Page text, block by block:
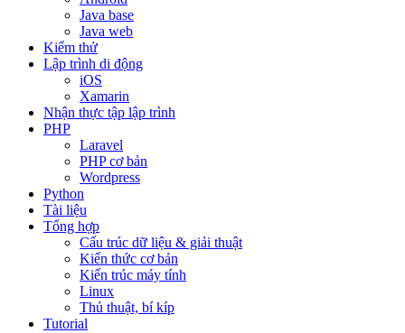
Java base
Java web
Kiểm thử
Lập trình di động
iOS
Xamarin
Nhận thực tập lập trình
PHP
Laravel
PHP cơ bản
Wordpress
Python
Tài liệu
Tổng hợp
Cấu trúc dữ liệu & giải thuật
Kiến thức cơ bản
Kiến trúc máy tính
Linux
Thủ thuật, bí kíp
Tutorial